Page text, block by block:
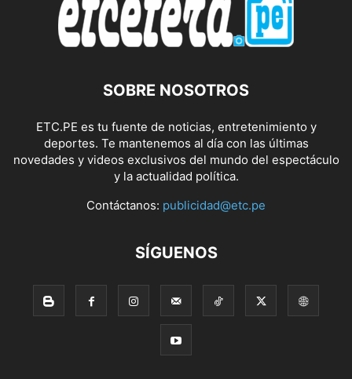
SOBRE NOSOTROS
ETC.PE es tu fuente de noticias, entretenimiento y
deportes. Te mantenemos al día con las últimas
novedades y videos exclusivos del mundo del espectáculo
y la actualidad política.
Contáctanos: publicidad@etc.pe
SÍGUENOS